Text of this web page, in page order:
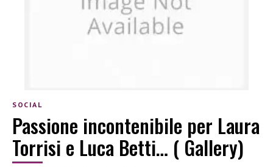
SOCIAL
Passione incontenibile per Laura
Torrisi e Luca Betti… ( Gallery)